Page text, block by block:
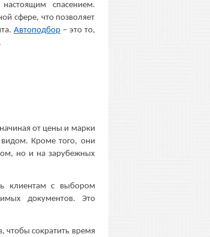
спасением.
сфере, что позволяет
Автоподбор– это то,
от цены и марки
видом. Кроме того, они
но и на зарубежных
клиентам с выбором
документов. Это
чтобы сократить время